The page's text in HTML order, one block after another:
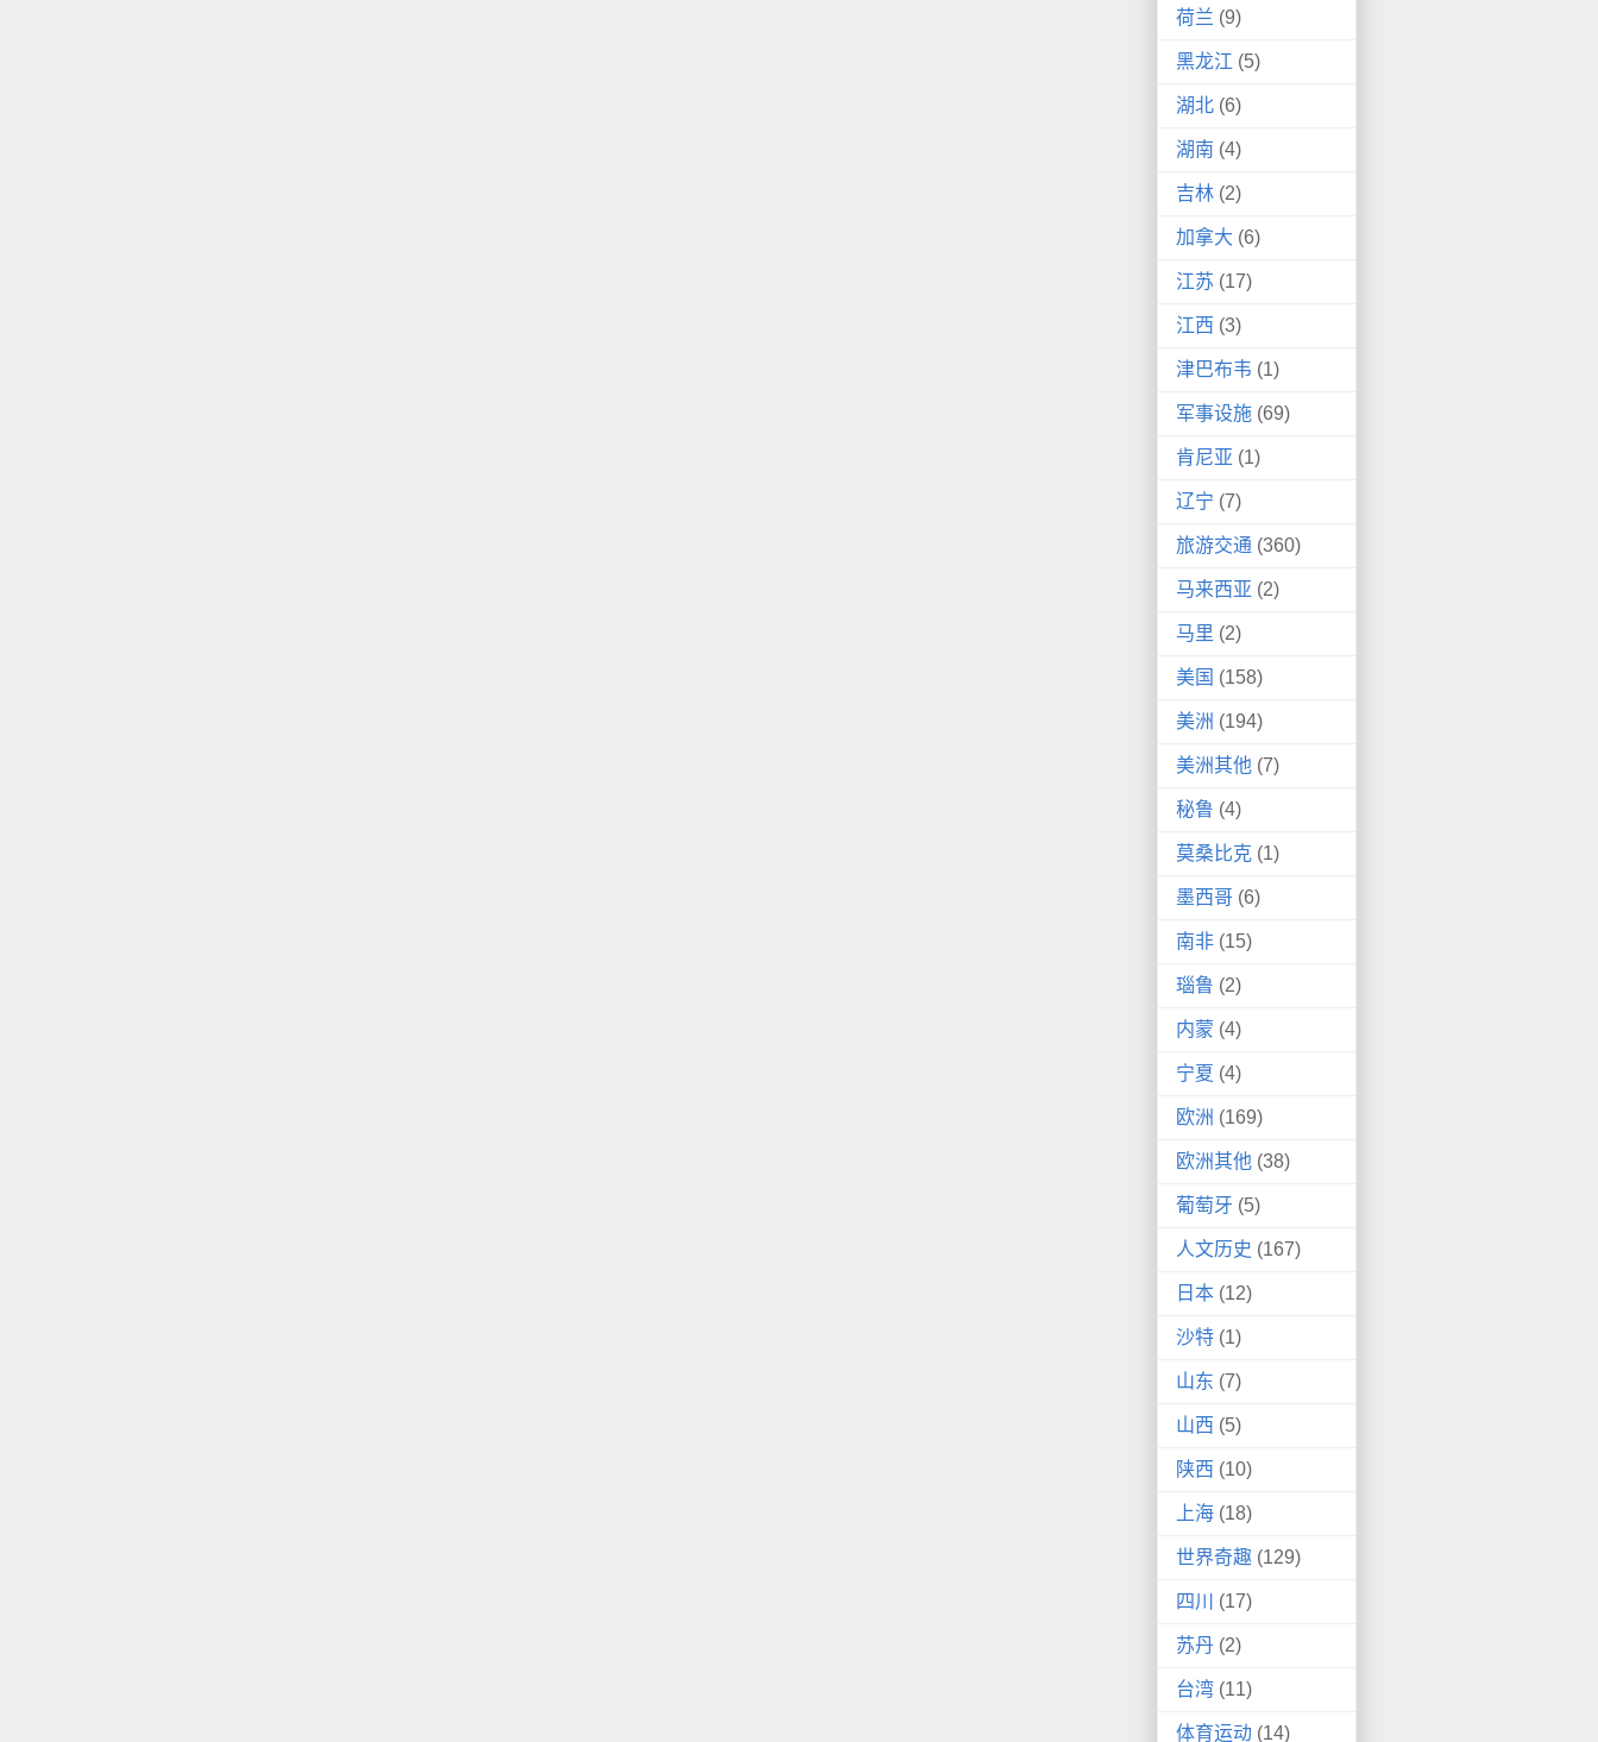
荷兰 (9)
黑龙江 (5)
湖北 (6)
湖南 (4)
吉林 (2)
加拿大 (6)
江苏 (17)
江西 (3)
津巴布韦 (1)
军事设施 (69)
肯尼亚 (1)
辽宁 (7)
旅游交通 (360)
马来西亚 (2)
马里 (2)
美国 (158)
美洲 (194)
美洲其他 (7)
秘鲁 (4)
莫桑比克 (1)
墨西哥 (6)
南非 (15)
瑙鲁 (2)
内蒙 (4)
宁夏 (4)
欧洲 (169)
欧洲其他 (38)
葡萄牙 (5)
人文历史 (167)
日本 (12)
沙特 (1)
山东 (7)
山西 (5)
陕西 (10)
上海 (18)
世界奇趣 (129)
四川 (17)
苏丹 (2)
台湾 (11)
体育运动 (14)